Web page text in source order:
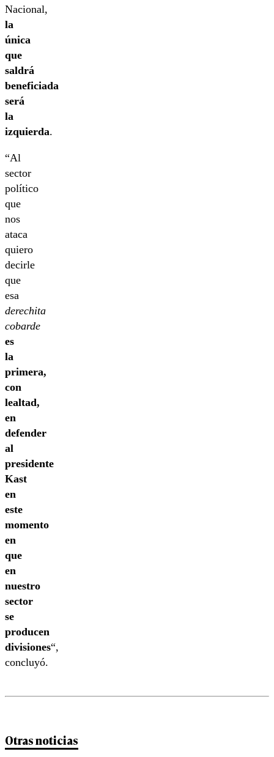
Nacional,
la
única
que
saldrá
beneficiada
será
la
izquierda.
“Al
sector
político
que
nos
ataca
quiero
decirle
que
esa
derechita
cobarde
es
la
primera,
con
lealtad,
en
defender
al
presidente
Kast
en
este
momento
en
que
en
nuestro
sector
se
producen
divisiones“,
concluyó.
Otras noticias